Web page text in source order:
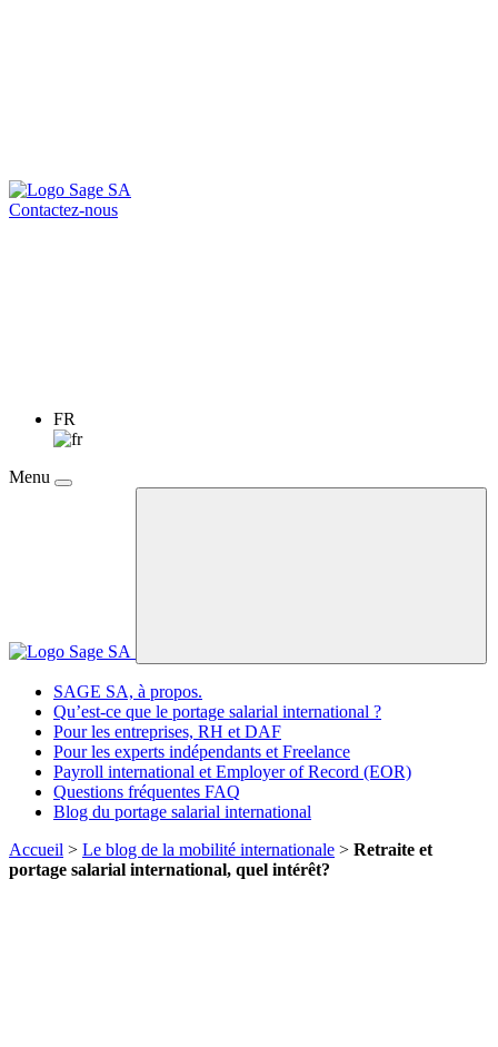
Contactez-nous
FR
Menu
SAGE SA, à propos.
Qu’est-ce que le portage salarial international ?
Pour les entreprises, RH et DAF
Pour les experts indépendants et Freelance
Payroll international et Employer of Record (EOR)
Questions fréquentes FAQ
Blog du portage salarial international
Accueil > Le blog de la mobilité internationale > Retraite et
portage salarial international, quel intérêt?